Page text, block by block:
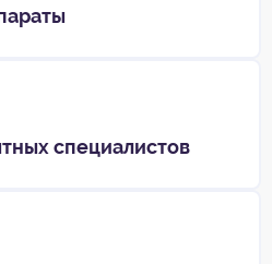
специалистов